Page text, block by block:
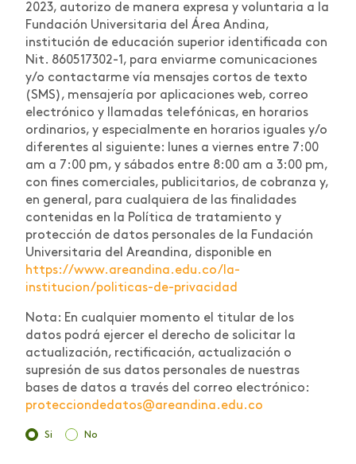
2023, autorizo de manera expresa y voluntaria a la
Fundación Universitaria del Área Andina,
institución de educación superior identificada con
Nit. 860517302-1, para enviarme comunicaciones
y/o contactarme vía mensajes cortos de texto
(SMS), mensajería por aplicaciones web, correo
electrónico y llamadas telefónicas, en horarios
ordinarios, y especialmente en horarios iguales y/o
diferentes al siguiente: lunes a viernes entre 7:00
am a 7:00 pm, y sábados entre 8:00 am a 3:00 pm,
con fines comerciales, publicitarios, de cobranza y,
en general, para cualquiera de las finalidades
contenidas en la Política de tratamiento y
protección de datos personales de la Fundación
Universitaria del Areandina, disponible en
https://www.areandina.edu.co/la-
institucion/politicas-de-privacidad
Nota: En cualquier momento el titular de los
datos podrá ejercer el derecho de solicitar la
actualización, rectificación, actualización o
supresión de sus datos personales de nuestras
bases de datos a través del correo electrónico:
protecciondedatos@areandina.edu.co
Si No